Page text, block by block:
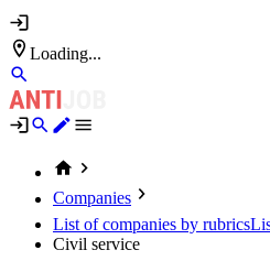
Loading...
Companies
List of companies by rubrics
Civil service